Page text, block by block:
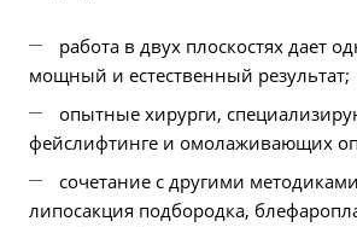
работа в двух плоскостях дает
мощный и естественный результат;
опытные хирурги,
фейслифтинге и омолаживающих
сочетание с другими
липосакция подбородка,